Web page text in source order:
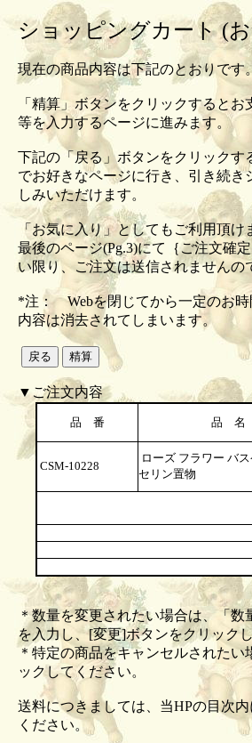
ショッピングカート (
現在の商品内容は下記のとおりです
「精算」ボタンをクリックすると
等を入力するページに進みます。
下記の「戻る」ボタンをクリックす
でお好きなページに行き、引き続き
しみいただけます。
「お気に入り」としてもご利用頂け
最後のページ(Pg.3)にて｛ご注文確
い限り、ご注文は送信されませんの
*注： Webを閉じてから一定のお時
内容は消去されてしまいます。
▼ご注文内容
品 番 品 名
CSM-10228
ローズ フラワー バ
セリン置物
＊数量を変更されたい場合は、「
を入力し、[変更]ボタンをクリック
＊特定の商品をキャンセルされた
ックしてください。
送料につきましては、当HPの目次
ください。